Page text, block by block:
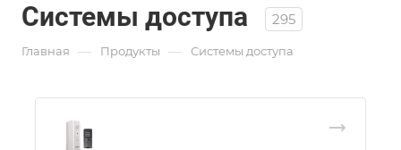
Системы доступа 295
Главная — Продукты — Системы доступа